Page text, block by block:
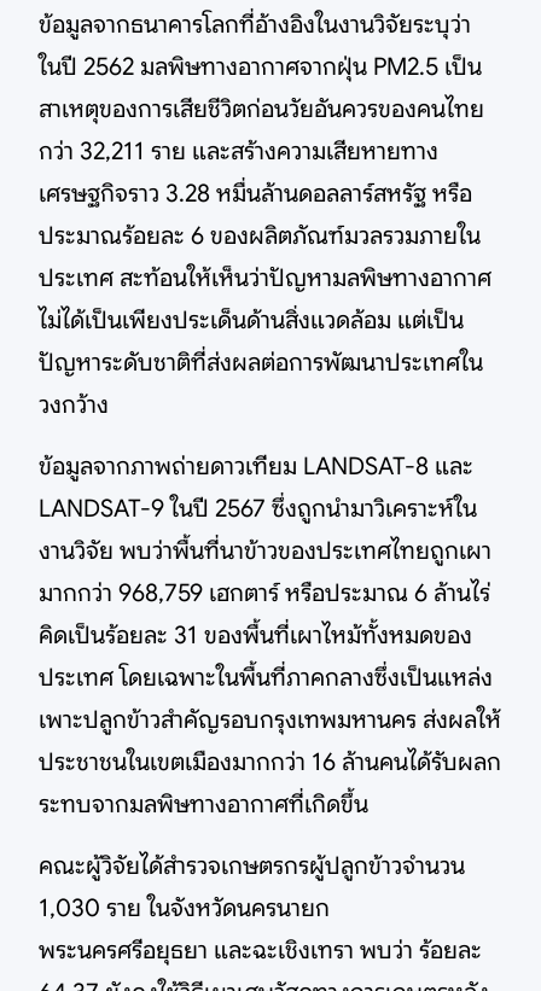
ข้อมูลจากธนาคารโลกที่อ้างอิงในงานวิจัยระบุว่า
ในปี 2562 มลพิษทางอากาศจากฝุ่น PM2.5 เป็น
สาเหตุของการเสียชีวิตก่อนวัยอันควรของคนไทย
กว่า 32,211 ราย และสร้างความเสียหายทาง
เศรษฐกิจราว 3.28 หมื่นล้านดอลลาร์สหรัฐ หรือ
ประมาณร้อยละ 6 ของผลิตภัณฑ์มวลรวมภายใน
ประเทศ สะท้อนให้เห็นว่าปัญหามลพิษทางอากาศ
ไม่ได้เป็นเพียงประเด็นด้านสิ่งแวดล้อม แต่เป็น
ปัญหาระดับชาติที่ส่งผลต่อการพัฒนาประเทศใน
วงกว้าง
ข้อมูลจากภาพถ่ายดาวเทียม LANDSAT-8 และ
LANDSAT-9 ในปี 2567 ซึ่งถูกนำมาวิเคราะห์ใน
งานวิจัย พบว่าพื้นที่นาข้าวของประเทศไทยถูกเผา
มากกว่า 968,759 เฮกตาร์ หรือประมาณ 6 ล้านไร่
คิดเป็นร้อยละ 31 ของพื้นที่เผาไหม้ทั้งหมดของ
ประเทศ โดยเฉพาะในพื้นที่ภาคกลางซึ่งเป็นแหล่ง
เพาะปลูกข้าวสำคัญรอบกรุงเทพมหานคร ส่งผลให้
ประชาชนในเขตเมืองมากกว่า 16 ล้านคนได้รับผลก
ระทบจากมลพิษทางอากาศที่เกิดขึ้น
คณะผู้วิจัยได้สำรวจเกษตรกรผู้ปลูกข้าวจำนวน
1,030 ราย ในจังหวัดนครนายก
พระนครศรีอยุธยา และฉะเชิงเทรา พบว่า ร้อยละ